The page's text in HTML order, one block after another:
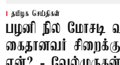
தமிழக செய்திகள்
பழனி நில மோசடி
கைதானவர்